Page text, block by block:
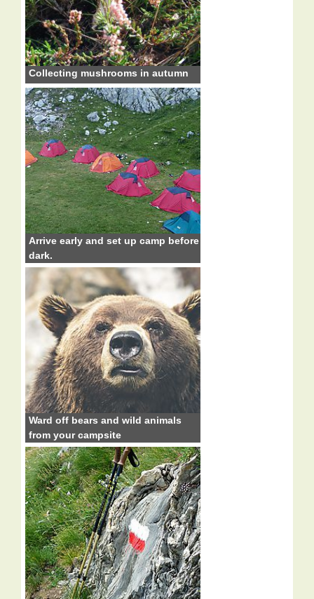
Collecting mushrooms in autumn
Arrive early and set up camp before
dark.
Ward off bears and wild animals
from your campsite